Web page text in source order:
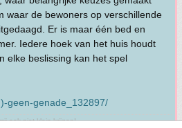
waar de bewoners op verschillende
Er is maar één bed en
Iedere hoek van het huis houdt
elke beslissing kan het spel
geen-genade_132897/
ook niet klein krijgen!